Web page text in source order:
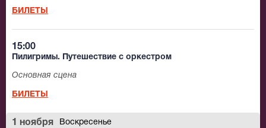
БИЛЕТЫ
15:00
Пилигримы. Путешествие с оркестром
Основная сцена
БИЛЕТЫ
1 ноября Воскресенье